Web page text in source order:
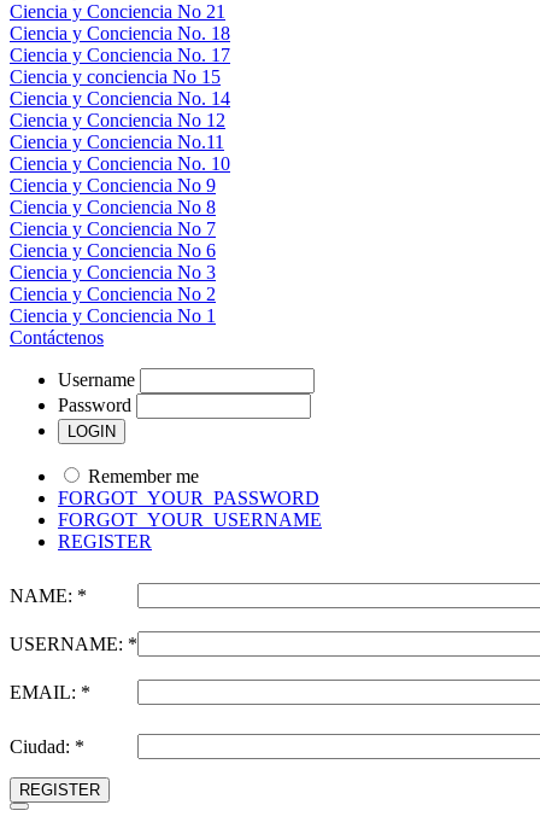
Ciencia y Conciencia No 21
Ciencia y Conciencia No. 18
Ciencia y Conciencia No. 17
Ciencia y conciencia No 15
Ciencia y Conciencia No. 14
Ciencia y Conciencia No 12
Ciencia y Conciencia No.11
Ciencia y Conciencia No. 10
Ciencia y Conciencia No 9
Ciencia y Conciencia No 8
Ciencia y Conciencia No 7
Ciencia y Conciencia No 6
Ciencia y Conciencia No 3
Ciencia y Conciencia No 2
Ciencia y Conciencia No 1
Contáctenos
Username
Password
Remember me
FORGOT_YOUR_PASSWORD
FORGOT_YOUR_USERNAME
REGISTER
NAME: *
USERNAME: *
EMAIL: *
Ciudad: *
REGISTER